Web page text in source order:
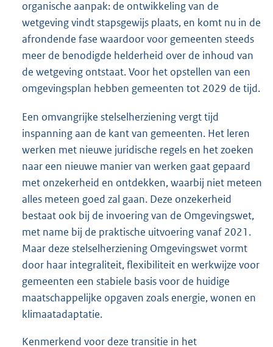
organische aanpak: de ontwikkeling van de
wetgeving vindt stapsgewijs plaats, en komt nu in de
afrondende fase waardoor voor gemeenten steeds
meer de benodigde helderheid over de inhoud van
de wetgeving ontstaat. Voor het opstellen van een
omgevingsplan hebben gemeenten tot 2029 de tijd.
Een omvangrijke stelselherziening vergt tijd
inspanning aan de kant van gemeenten. Het leren
werken met nieuwe juridische regels en het zoeken
naar een nieuwe manier van werken gaat gepaard
met onzekerheid en ontdekken, waarbij niet meteen
alles meteen goed zal gaan. Deze onzekerheid
bestaat ook bij de invoering van de Omgevingswet,
met name bij de praktische uitvoering vanaf 2021.
Maar deze stelselherziening Omgevingswet vormt
door haar integraliteit, flexibiliteit en werkwijze voor
gemeenten een stabiele basis voor de huidige
maatschappelijke opgaven zoals energie, wonen en
klimaatadaptatie.
Kenmerkend voor deze transitie in het